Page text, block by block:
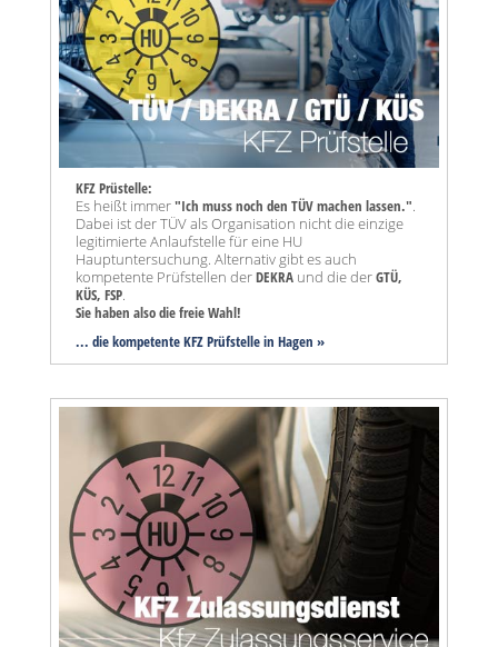
KFZ Prüstelle:
Es heißt immer"Ich muss noch den TÜV machen lassen.".
Dabei ist der TÜV als Organisation nicht die einzige
legitimierte Anlaufstelle für eine HU
Hauptuntersuchung. Alternativ gibt es auch
kompetente Prüfstellen derDEKRA und die derGTÜ,
KÜS, FSP.
Sie haben also die freie Wahl!
... die kompetente KFZ Prüfstelle in Hagen »